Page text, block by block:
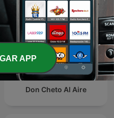
Don Cheto Al Aire
APP